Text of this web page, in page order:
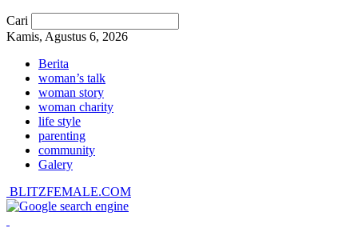
Cari
Kamis, Agustus 6, 2026
Berita
woman’s talk
woman story
woman charity
life style
parenting
community
Galery
BLITZFEMALE.COM